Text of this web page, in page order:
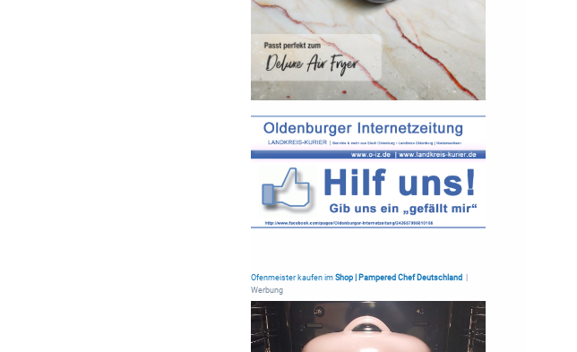
Ofenmeister kaufen im Shop | Pampered Chef Deutschland
Werbung